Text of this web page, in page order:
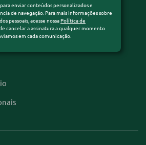
enviar conteúdos personalizados e
de navegação. Para mais informações sobre
pessoais, acesse nossaPolítica de
cancelar a assinatura a qualquer momento
em cada comunicação.